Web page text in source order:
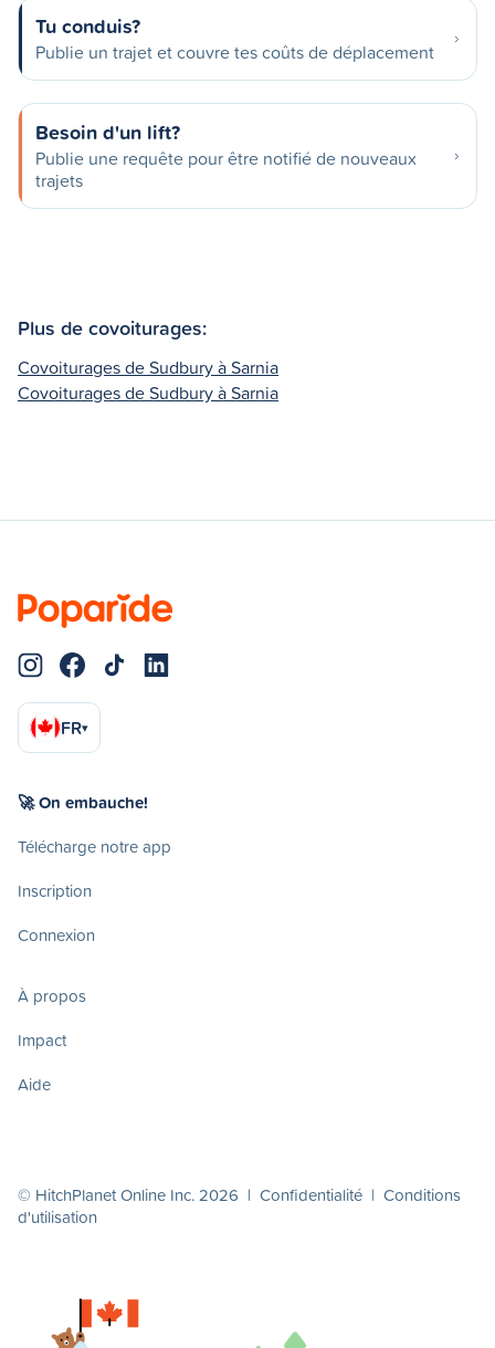
Tu conduis?
Publie un trajet et couvre tes coûts de déplacement
Besoin d'un lift?
Publie une requête pour être notifié de nouveaux
trajets
Plus de covoiturages:
Covoiturages de Sudbury à Sarnia
Covoiturages de Sudbury à Sarnia
FR▾
🚀 On embauche!
Télécharge notre app
Inscription
Connexion
À propos
Impact
Aide
© HitchPlanet Online Inc. 2026 | Confidentialité | Conditions
d'utilisation